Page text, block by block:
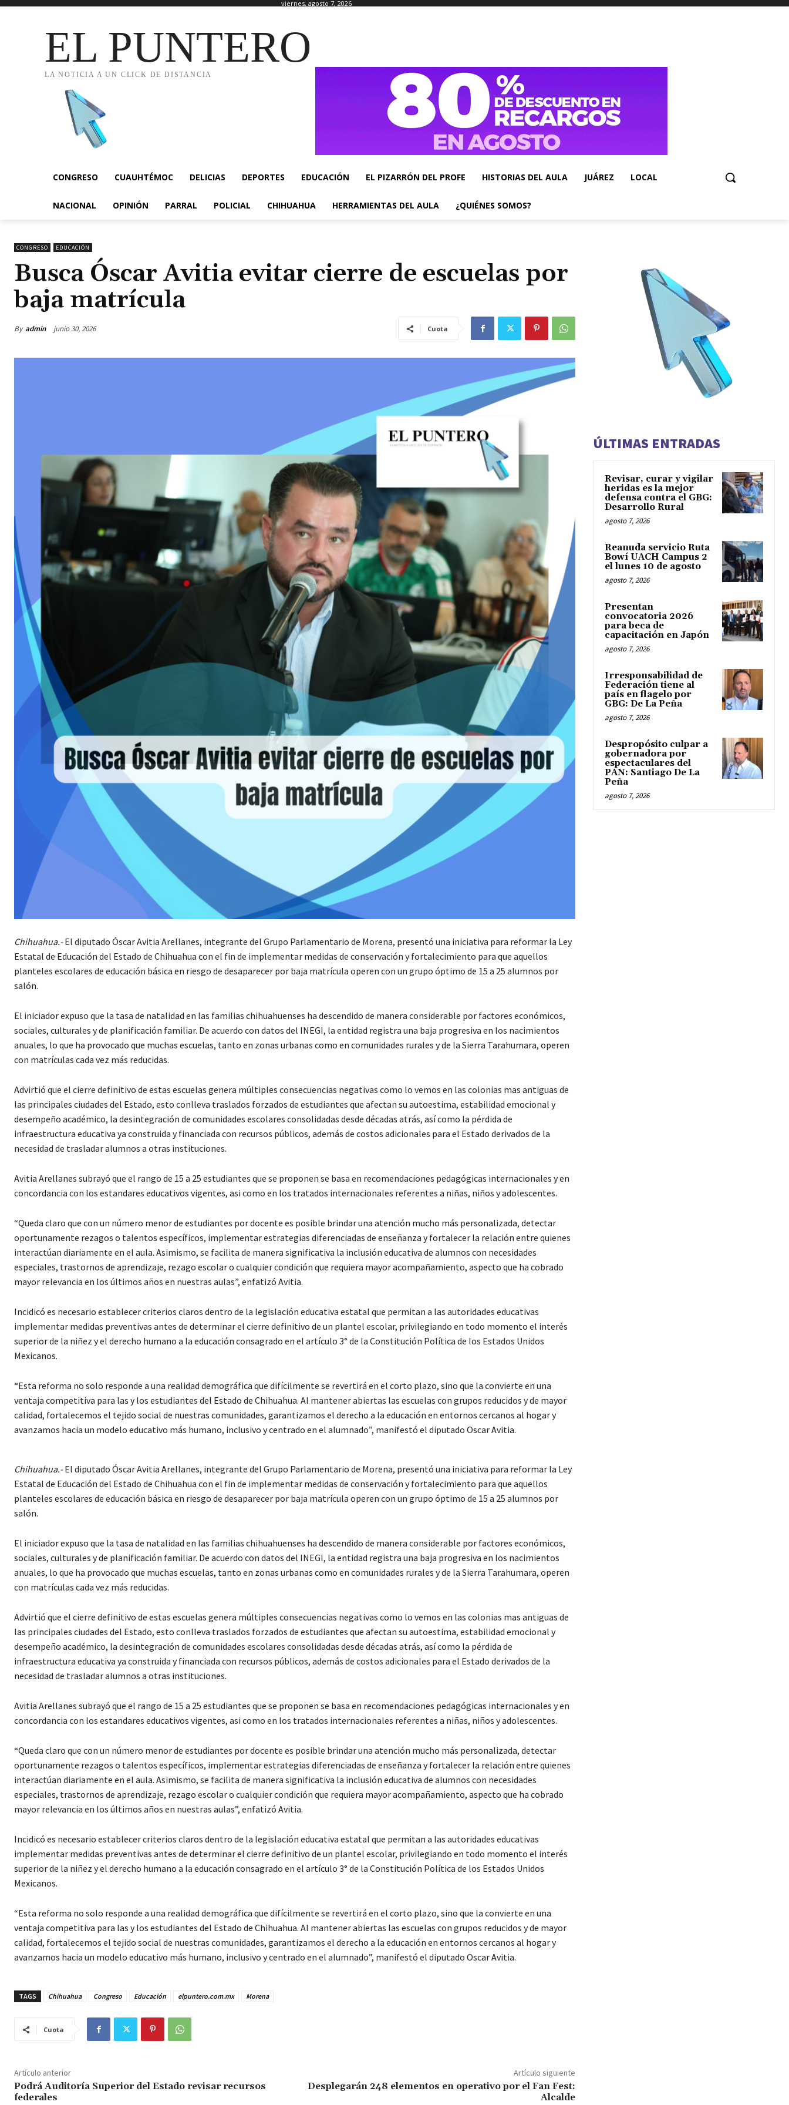
viernes, agosto 7, 2026
EL PUNTERO
LA NOTICIA A UN CLICK DE DISTANCIA
CONGRESO CUAUHTÉMOC DELICIAS DEPORTES EDUCACIÓN EL PIZARRÓN DEL PROFE HISTORIAS DEL AULA JUÁREZ LOCAL
NACIONAL OPINIÓN PARRAL POLICIAL CHIHUAHUA HERRAMIENTAS DEL AULA ¿QUIÉNES SOMOS?
CONGRESO EDUCACIÓN
Busca Óscar Avitia evitar cierre de escuelas por
baja matrícula
By admin junio 30, 2026 Cuota
Chihuahua.-El diputado Óscar Avitia Arellanes, integrante del Grupo Parlamentario de Morena, presentó una iniciativa para reformar la Ley
Estatal de Educación del Estado de Chihuahua con el fin de implementar medidas de conservación y fortalecimiento para que aquellos
planteles escolares de educación básica en riesgo de desaparecer por baja matrícula operen con un grupo óptimo de 15 a 25 alumnos por
salón.
El iniciador expuso que la tasa de natalidad en las familias chihuahuenses ha descendido de manera considerable por factores económicos,
sociales, culturales y de planificación familiar. De acuerdo con datos del INEGI, la entidad registra una baja progresiva en los nacimientos
anuales, lo que ha provocado que muchas escuelas, tanto en zonas urbanas como en comunidades rurales y de la Sierra Tarahumara, operen
con matrículas cada vez más reducidas.
Advirtió que el cierre definitivo de estas escuelas genera múltiples consecuencias negativas como lo vemos en las colonias mas antiguas de
las principales ciudades del Estado, esto conlleva traslados forzados de estudiantes que afectan su autoestima, estabilidad emocional y
desempeño académico, la desintegración de comunidades escolares consolidadas desde décadas atrás, así como la pérdida de
infraestructura educativa ya construida y financiada con recursos públicos, además de costos adicionales para el Estado derivados de la
necesidad de trasladar alumnos a otras instituciones.
Avitia Arellanes subrayó que el rango de 15 a 25 estudiantes que se proponen se basa en recomendaciones pedagógicas internacionales y en
concordancia con los estandares educativos vigentes, asi como en los tratados internacionales referentes a niñas, niños y adolescentes.
“Queda claro que con un número menor de estudiantes por docente es posible brindar una atención mucho más personalizada, detectar
oportunamente rezagos o talentos específicos, implementar estrategias diferenciadas de enseñanza y fortalecer la relación entre quienes
interactúan diariamente en el aula. Asimismo, se facilita de manera significativa la inclusión educativa de alumnos con necesidades
especiales, trastornos de aprendizaje, rezago escolar o cualquier condición que requiera mayor acompañamiento, aspecto que ha cobrado
mayor relevancia en los últimos años en nuestras aulas”, enfatizó Avitia.
Incidicó es necesario establecer criterios claros dentro de la legislación educativa estatal que permitan a las autoridades educativas
implementar medidas preventivas antes de determinar el cierre definitivo de un plantel escolar, privilegiando en todo momento el interés
superior de la niñez y el derecho humano a la educación consagrado en el artículo 3° de la Constitución Política de los Estados Unidos
Mexicanos.
“Esta reforma no solo responde a una realidad demográfica que difícilmente se revertirá en el corto plazo, sino que la convierte en una
ventaja competitiva para las y los estudiantes del Estado de Chihuahua. Al mantener abiertas las escuelas con grupos reducidos y de mayor
calidad, fortalecemos el tejido social de nuestras comunidades, garantizamos el derecho a la educación en entornos cercanos al hogar y
avanzamos hacia un modelo educativo más humano, inclusivo y centrado en el alumnado”, manifestó el diputado Oscar Avitia.
Chihuahua.-El diputado Óscar Avitia Arellanes, integrante del Grupo Parlamentario de Morena, presentó una iniciativa para reformar la Ley
Estatal de Educación del Estado de Chihuahua con el fin de implementar medidas de conservación y fortalecimiento para que aquellos
planteles escolares de educación básica en riesgo de desaparecer por baja matrícula operen con un grupo óptimo de 15 a 25 alumnos por
salón.
El iniciador expuso que la tasa de natalidad en las familias chihuahuenses ha descendido de manera considerable por factores económicos,
sociales, culturales y de planificación familiar. De acuerdo con datos del INEGI, la entidad registra una baja progresiva en los nacimientos
anuales, lo que ha provocado que muchas escuelas, tanto en zonas urbanas como en comunidades rurales y de la Sierra Tarahumara, operen
con matrículas cada vez más reducidas.
Advirtió que el cierre definitivo de estas escuelas genera múltiples consecuencias negativas como lo vemos en las colonias mas antiguas de
las principales ciudades del Estado, esto conlleva traslados forzados de estudiantes que afectan su autoestima, estabilidad emocional y
desempeño académico, la desintegración de comunidades escolares consolidadas desde décadas atrás, así como la pérdida de
infraestructura educativa ya construida y financiada con recursos públicos, además de costos adicionales para el Estado derivados de la
necesidad de trasladar alumnos a otras instituciones.
Avitia Arellanes subrayó que el rango de 15 a 25 estudiantes que se proponen se basa en recomendaciones pedagógicas internacionales y en
concordancia con los estandares educativos vigentes, asi como en los tratados internacionales referentes a niñas, niños y adolescentes.
“Queda claro que con un número menor de estudiantes por docente es posible brindar una atención mucho más personalizada, detectar
oportunamente rezagos o talentos específicos, implementar estrategias diferenciadas de enseñanza y fortalecer la relación entre quienes
interactúan diariamente en el aula. Asimismo, se facilita de manera significativa la inclusión educativa de alumnos con necesidades
especiales, trastornos de aprendizaje, rezago escolar o cualquier condición que requiera mayor acompañamiento, aspecto que ha cobrado
mayor relevancia en los últimos años en nuestras aulas”, enfatizó Avitia.
Incidicó es necesario establecer criterios claros dentro de la legislación educativa estatal que permitan a las autoridades educativas
implementar medidas preventivas antes de determinar el cierre definitivo de un plantel escolar, privilegiando en todo momento el interés
superior de la niñez y el derecho humano a la educación consagrado en el artículo 3° de la Constitución Política de los Estados Unidos
Mexicanos.
“Esta reforma no solo responde a una realidad demográfica que difícilmente se revertirá en el corto plazo, sino que la convierte en una
ventaja competitiva para las y los estudiantes del Estado de Chihuahua. Al mantener abiertas las escuelas con grupos reducidos y de mayor
calidad, fortalecemos el tejido social de nuestras comunidades, garantizamos el derecho a la educación en entornos cercanos al hogar y
avanzamos hacia un modelo educativo más humano, inclusivo y centrado en el alumnado”, manifestó el diputado Oscar Avitia.
TAGS Chihuahua Congreso Educación elpuntero.com.mx Morena
Cuota
Artículo anterior
Podrá Auditoría Superior del Estado revisar recursos
federales
Artículo siguiente
Desplegarán 248 elementos en operativo por el Fan Fest:
Alcalde
ÚLTIMAS ENTRADAS
Revisar, curar y vigilar
heridas es la mejor
defensa contra el GBG:
Desarrollo Rural
agosto 7, 2026
Reanuda servicio Ruta
Bowí UACH Campus 2
el lunes 10 de agosto
agosto 7, 2026
Presentan
convocatoria 2026
para beca de
capacitación en Japón
agosto 7, 2026
Irresponsabilidad de
Federación tiene al
país en flagelo por
GBG: De La Peña
agosto 7, 2026
Despropósito culpar a
gobernadora por
espectaculares del
PAN: Santiago De La
Peña
agosto 7, 2026